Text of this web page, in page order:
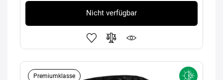
Nicht verfügbar
Premiumklasse